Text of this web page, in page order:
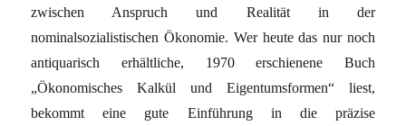
zwischen Anspruch und Realität in der
nominalsozialistischen Ökonomie. Wer heute das nur noch
antiquarisch erhältliche, 1970 erschienene Buch
„Ökonomisches Kalkül und Eigentumsformen“ liest,
bekommt eine gute Einführung in die präzise